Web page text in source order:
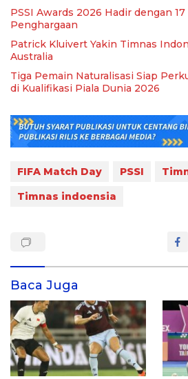
PSSI Awards 2026 Hadir dengan
Penghargaan
Patrick Kluivert Yakin Timnas
Australia
Tiga Pemain Naturalisasi Siap
di Kualifikasi Piala Dunia 2026
FIFA Match Day PSSI
Timnas indoensia
Baca Juga